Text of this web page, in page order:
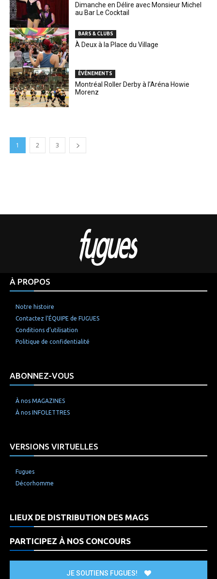
Dimanche en Délire avec Monsieur Michel
au Bar Le Cocktail
BARS & CLUBS
À Deux à la Place du Village
ÉVÉNEMENTS
Montréal Roller Derby à l’Aréna Howie
Morenz
1 2 3
À PROPOS
Notre histoire
Contactez l’ÉQUIPE de FUGUES
Conditions d’utilisation
Politique de confidentialité
ABONNEZ-VOUS
À nos MAGAZINES
À nos INFOLETTRES
VERSIONS VIRTUELLES
Fugues
Décorhomme
LIEUX DE DISTRIBUTION DES MAGS
PARTICIPEZ À NOS CONCOURS
JE SOUTIENS FUGUES!